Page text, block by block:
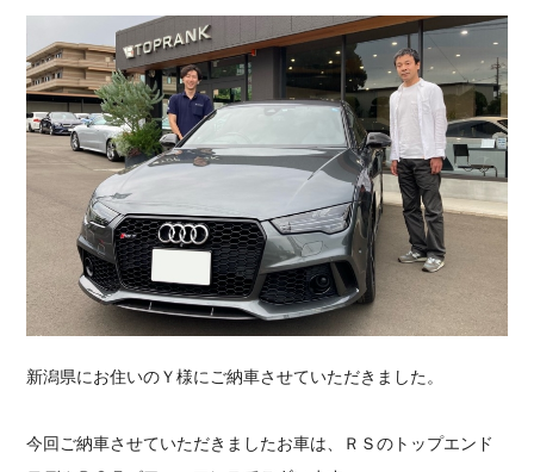
店舗/スタッフ情報
インフォメーション
トップランク・マガジン
採用情報
新潟県にお住いのＹ様にご納車させていただきました。
今回ご納車させていただきましたお車は、ＲＳのトップエンド